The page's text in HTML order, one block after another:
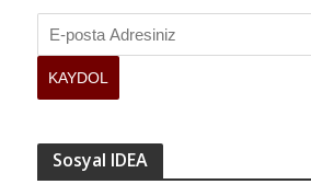
Sosyal IDEA